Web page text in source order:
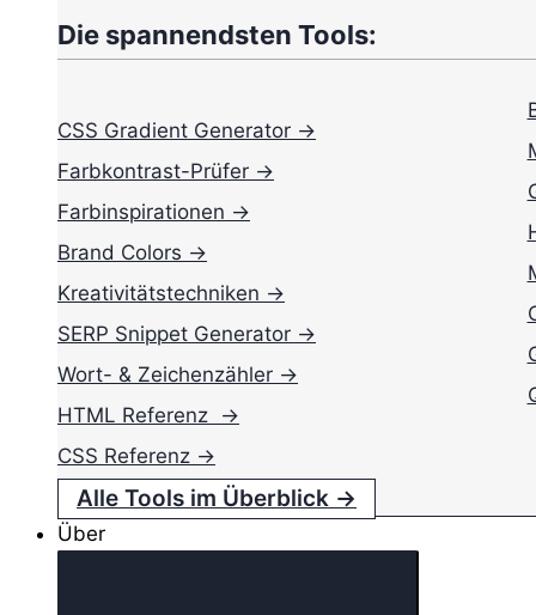
Die spannendsten Tools:
CSS Gradient Generator →
Farbkontrast-Prüfer →
Farbinspirationen →
Brand Colors →
Kreativitätstechniken →
SERP Snippet Generator →
Wort- & Zeichenzähler →
HTML Referenz →
CSS Referenz →
Alle Tools im Überblick →
Über